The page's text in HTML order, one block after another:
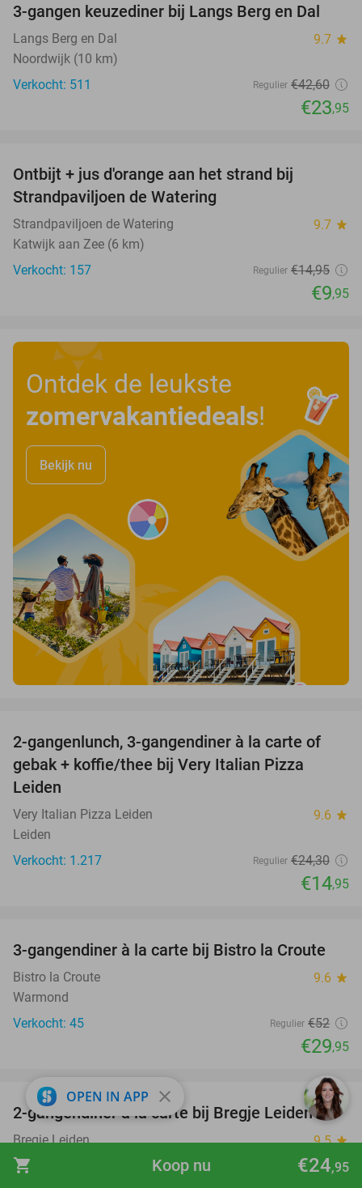
shopping_cart €24,95
Koop nu
44%
3-gangen keuzediner bij Langs Berg en Dal
Langs Berg en Dal 9.7 star
Noordwijk (10 km)
Verkocht: 511
Regulier €42,60
€23,95
Ontbijt + jus d'orange aan het strand bij
Strandpaviljoen de Watering
Strandpaviljoen de Watering 9.7 star
Katwijk aan Zee (6 km)
Verkocht: 157
Regulier €14,95
€9,95
Ontdek de leukste
zomervakantiedeals!
Bekijk nu
38%
2-gangenlunch, 3-gangendiner à la carte of
gebak + koffie/thee bij Very Italian Pizza
Leiden
Very Italian Pizza Leiden 9.6 star
Leiden
Verkocht: 1.217
Regulier €24,30
€14,95
42%
3-gangendiner à la carte bij Bistro la Croute
Bistro la Croute 9.6 star
Warmond
Verkocht: 45
Regulier €52
€29,95
12%
2-gangendiner à la carte bij Bregje Leiden
Bregje Leiden 9.5star
Leiden
OPEN IN APP close